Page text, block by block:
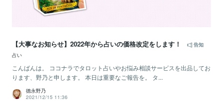
【大事なお知らせ】2022年から占いの価格改定をします！
告知
占い
こんばんは。 ココナラでタロット占いやお悩み相談サービスを出品してお
ります、野乃と申します。 本日は重要なご報告を。 タ...
德永野乃
2021/12/15 11:36